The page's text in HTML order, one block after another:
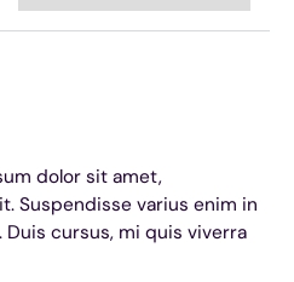
dolor sit amet,
Suspendisse varius enim in
cursus, mi quis viverra